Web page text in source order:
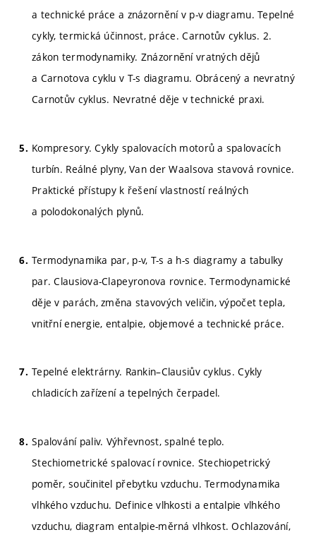
a technické práce a znázornění v p-v diagramu. Tepelné
cykly, termická účinnost, práce. Carnotův cyklus. 2.
zákon termodynamiky. Znázornění vratných dějů
a Carnotova cyklu v T-s diagramu. Obrácený a nevratný
Carnotův cyklus. Nevratné děje v technické praxi.
Kompresory. Cykly spalovacích motorů a spalovacích
turbín. Reálné plyny, Van der Waalsova stavová rovnice.
Praktické přístupy k řešení vlastností reálných
a polodokonalých plynů.
Termodynamika par, p-v, T-s a h-s diagramy a tabulky
par. Clausiova-Clapeyronova rovnice. Termodynamické
děje v parách, změna stavových veličin, výpočet tepla,
vnitřní energie, entalpie, objemové a technické práce.
Tepelné elektrárny. Rankin–Clausiův cyklus. Cykly
chladicích zařízení a tepelných čerpadel.
Spalování paliv. Výhřevnost, spalné teplo.
Stechiometrické spalovací rovnice. Stechiopetrický
poměr, součinitel přebytku vzduchu. Termodynamika
vlhkého vzduchu. Definice vlhkosti a entalpie vlhkého
vzduchu, diagram entalpie-měrná vlhkost. Ochlazování,